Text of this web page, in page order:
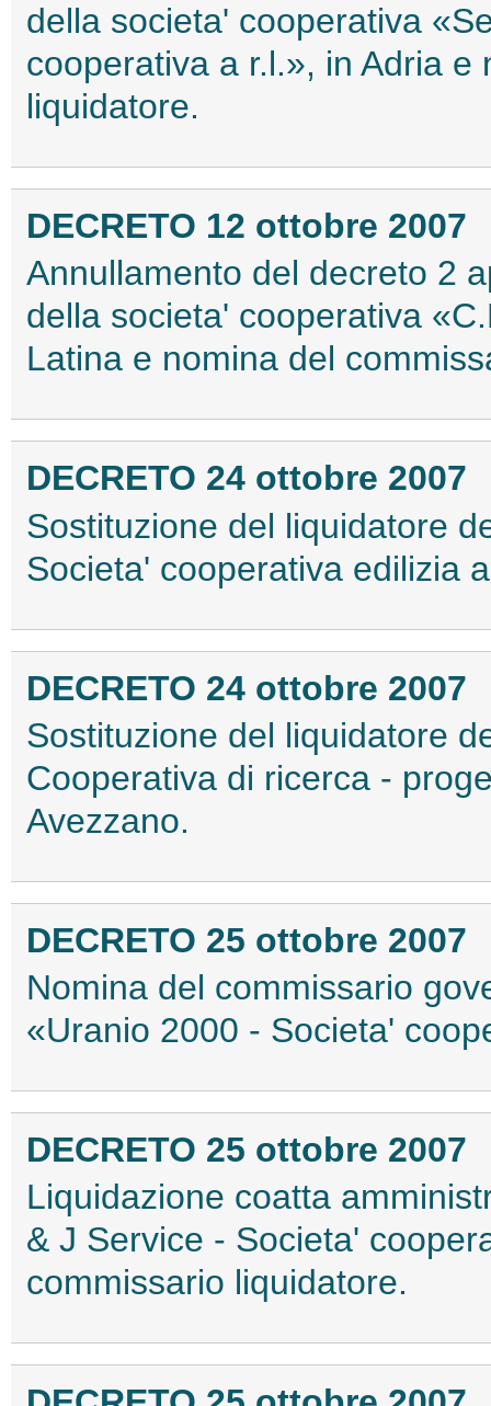
della societa' cooperativa
cooperativa a r.l.», in Adria
liquidatore.
DECRETO 12 ottobre 2007
Annullamento del decreto 2
della societa' cooperativa
Latina e nomina del
DECRETO 24 ottobre 2007
Sostituzione del liquidatore
Societa' cooperativa edilizia
DECRETO 24 ottobre 2007
Sostituzione del liquidatore
Cooperativa di ricerca -
Avezzano.
DECRETO 25 ottobre 2007
Nomina del commissario
«Uranio 2000 - Societa'
DECRETO 25 ottobre 2007
Liquidazione coatta
& J Service - Societa'
commissario liquidatore.